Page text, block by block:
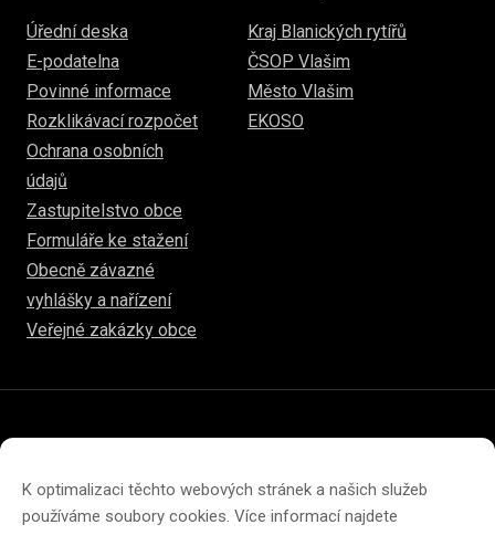
K optimalizaci těchto webových stránek a našich služeb
používáme soubory cookies. Více informací najdete
Úřední deska
E-podatelna
Povinné informace
Rozklikávací rozpočet
Ochrana osobních
údajů
Zastupitelstvo obce
Formuláře ke stažení
Obecně závazné
vyhlášky a nařízení
Veřejné zakázky obce
Kraj Blanických rytířů
ČSOP Vlašim
Město Vlašim
EKOSO
Prohlášení o přístupnosti
Prohlášení o ochraně soukromí
Zásady cookies (EU)